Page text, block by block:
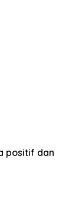
positif dan